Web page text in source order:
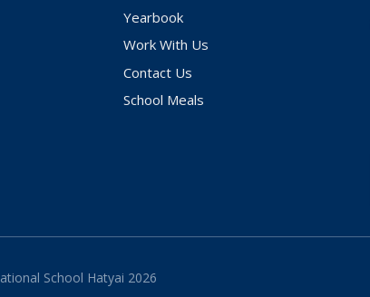
Yearbook
Work With Us
Contact Us
School Meals
School Hatyai 2026